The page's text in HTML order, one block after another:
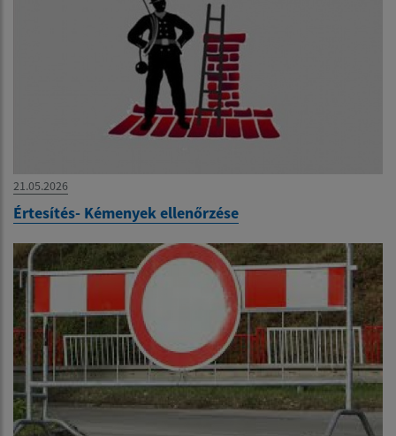
21.05.2026
Értesítés- Kémenyek ellenőrzése